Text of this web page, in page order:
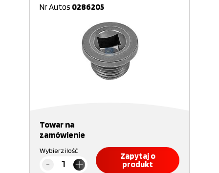
Nr Autos 0286205
Towar na
zamówienie
Wybierz ilość
Zapytaj o
produkt